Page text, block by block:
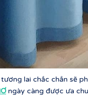
lai chắc chắn sẽ
ngày càng được ưa